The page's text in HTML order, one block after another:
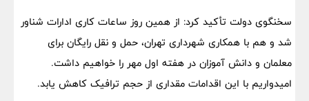
سخنگوی دولت تأکید کرد: از همین روز ساعات کاری ادارات شناور
شد و هم با همکاری شهرداری تهران، حمل و نقل رایگان برای
معلمان و دانش آموزان در هفته اول مهر را خواهیم داشت.
امیدواریم با این اقدامات مقداری از حجم ترافیک کاهش یابد.